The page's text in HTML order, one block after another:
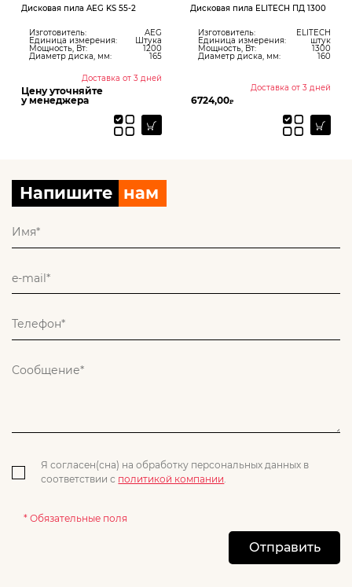
Дисковая пила AEG KS 55-2
Изготовитель: AEG
Единица измерения: Штука
Мощность, Вт: 1200
Диаметр диска, мм: 165
Доставка от 3 дней
Цену уточняйте
у менеджера
Дисковая пила ELITECH ПД 1300
Изготовитель: ELITECH
Единица измерения: штук
Мощность, Вт: 1300
Диаметр диска, мм: 160
Доставка от 3 дней
6724,00₽
Напишите нам
Я согласен(сна) на обработку персональных данных в
соответствии с политикой компании.
* Обязательные поля
Отправить